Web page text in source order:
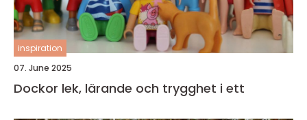
inspiration
07. June 2025
Dockor lek, lärande och trygghet i ett